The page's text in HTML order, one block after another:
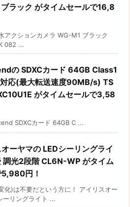
ラック がタイムセールで16,8
アクションカメラ WG-M1 ブラック
082 ...
の SDXCカード 64GB Class1
応(最大転送速度90MB/s) TS
がタイムセールで3,58
SDXCカード 64GB C ...
ーヤマの LEDシーリングライ
調光2段階 CL6N-WP がタイム
円！
化)は不要だという方に！ アイリスオー
ーリングライト ...